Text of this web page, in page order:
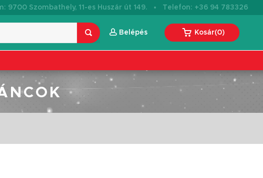
9700 Szombathely, 11-es Huszár út 149. · Telefon: +36 94 783326
Belépés Kosár(0)